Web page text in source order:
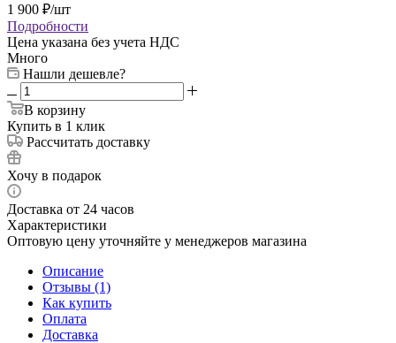
1 900 ₽/шт
Подробности
Цена указана без учета НДС
Много
Нашли дешевле?
В корзину
Купить в 1 клик
Рассчитать доставку
Хочу в подарок
Доставка от 24 часов
Характеристики
Оптовую цену уточняйте у менеджеров магазина
Описание
Отзывы (1)
Как купить
Оплата
Доставка